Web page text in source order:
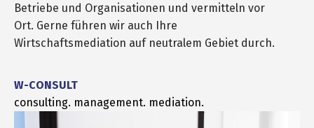
Betriebe und Organisationen und vermitteln vor
Ort. Gerne führen wir auch Ihre
Wirtschaftsmediation auf neutralem Gebiet durch.
W-CONSULT
consulting. management. mediation.